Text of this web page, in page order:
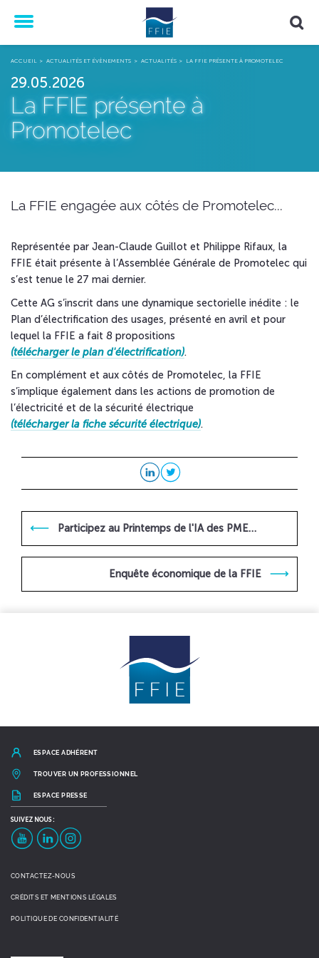
ACCUEIL
ACTUALITÉS ET ÉVÈNEMENTS ACTUALITÉS LA FFIE PRÉSENTE À PROMOTELEC
29.05.2026
La FFIE présente à
Promotelec
La FFIE engagée aux côtés de Promotelec...
Représentée par Jean-Claude Guillot et Philippe Rifaux, la
FFIE était présente à l’Assemblée Générale de Promotelec qui
s’est tenue le 27 mai dernier.
Cette AG s’inscrit dans une dynamique sectorielle inédite : le
Plan d’électrification des usages, présenté en avril et pour
lequel la FFIE a fait 8 propositions
(télécharger le plan d'électrification).
En complément et aux côtés de Promotelec, la FFIE
s’implique également dans les actions de promotion de
l’électricité et de la sécurité électrique
(télécharger la fiche sécurité électrique).
Participez au Printemps de l'IA des PME…
Enquête économique de la FFIE
ESPACE ADHÉRENT
TROUVER UN PROFESSIONNEL
ESPACE PRESSE
SUIVEZ NOUS :
CONTACTEZ-NOUS
CRÉDITS ET MENTIONS LÉGALES
POLITIQUE DE CONFIDENTIALITÉ